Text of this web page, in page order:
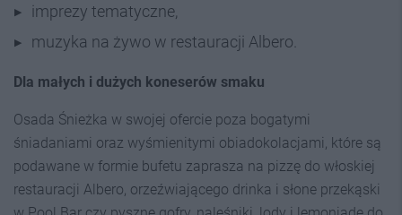
imprezy tematyczne,
muzyka na żywo w restauracji Albero.
Dla małych i dużych koneserów smaku
Osada Śnieżka w swojej ofercie poza bogatymi
śniadaniami oraz wyśmienitymi obiadokolacjami, które są
podawane w formie bufetu zaprasza na pizzę do włoskiej
restauracji Albero, orzeźwiającego drinka i słone przekąski